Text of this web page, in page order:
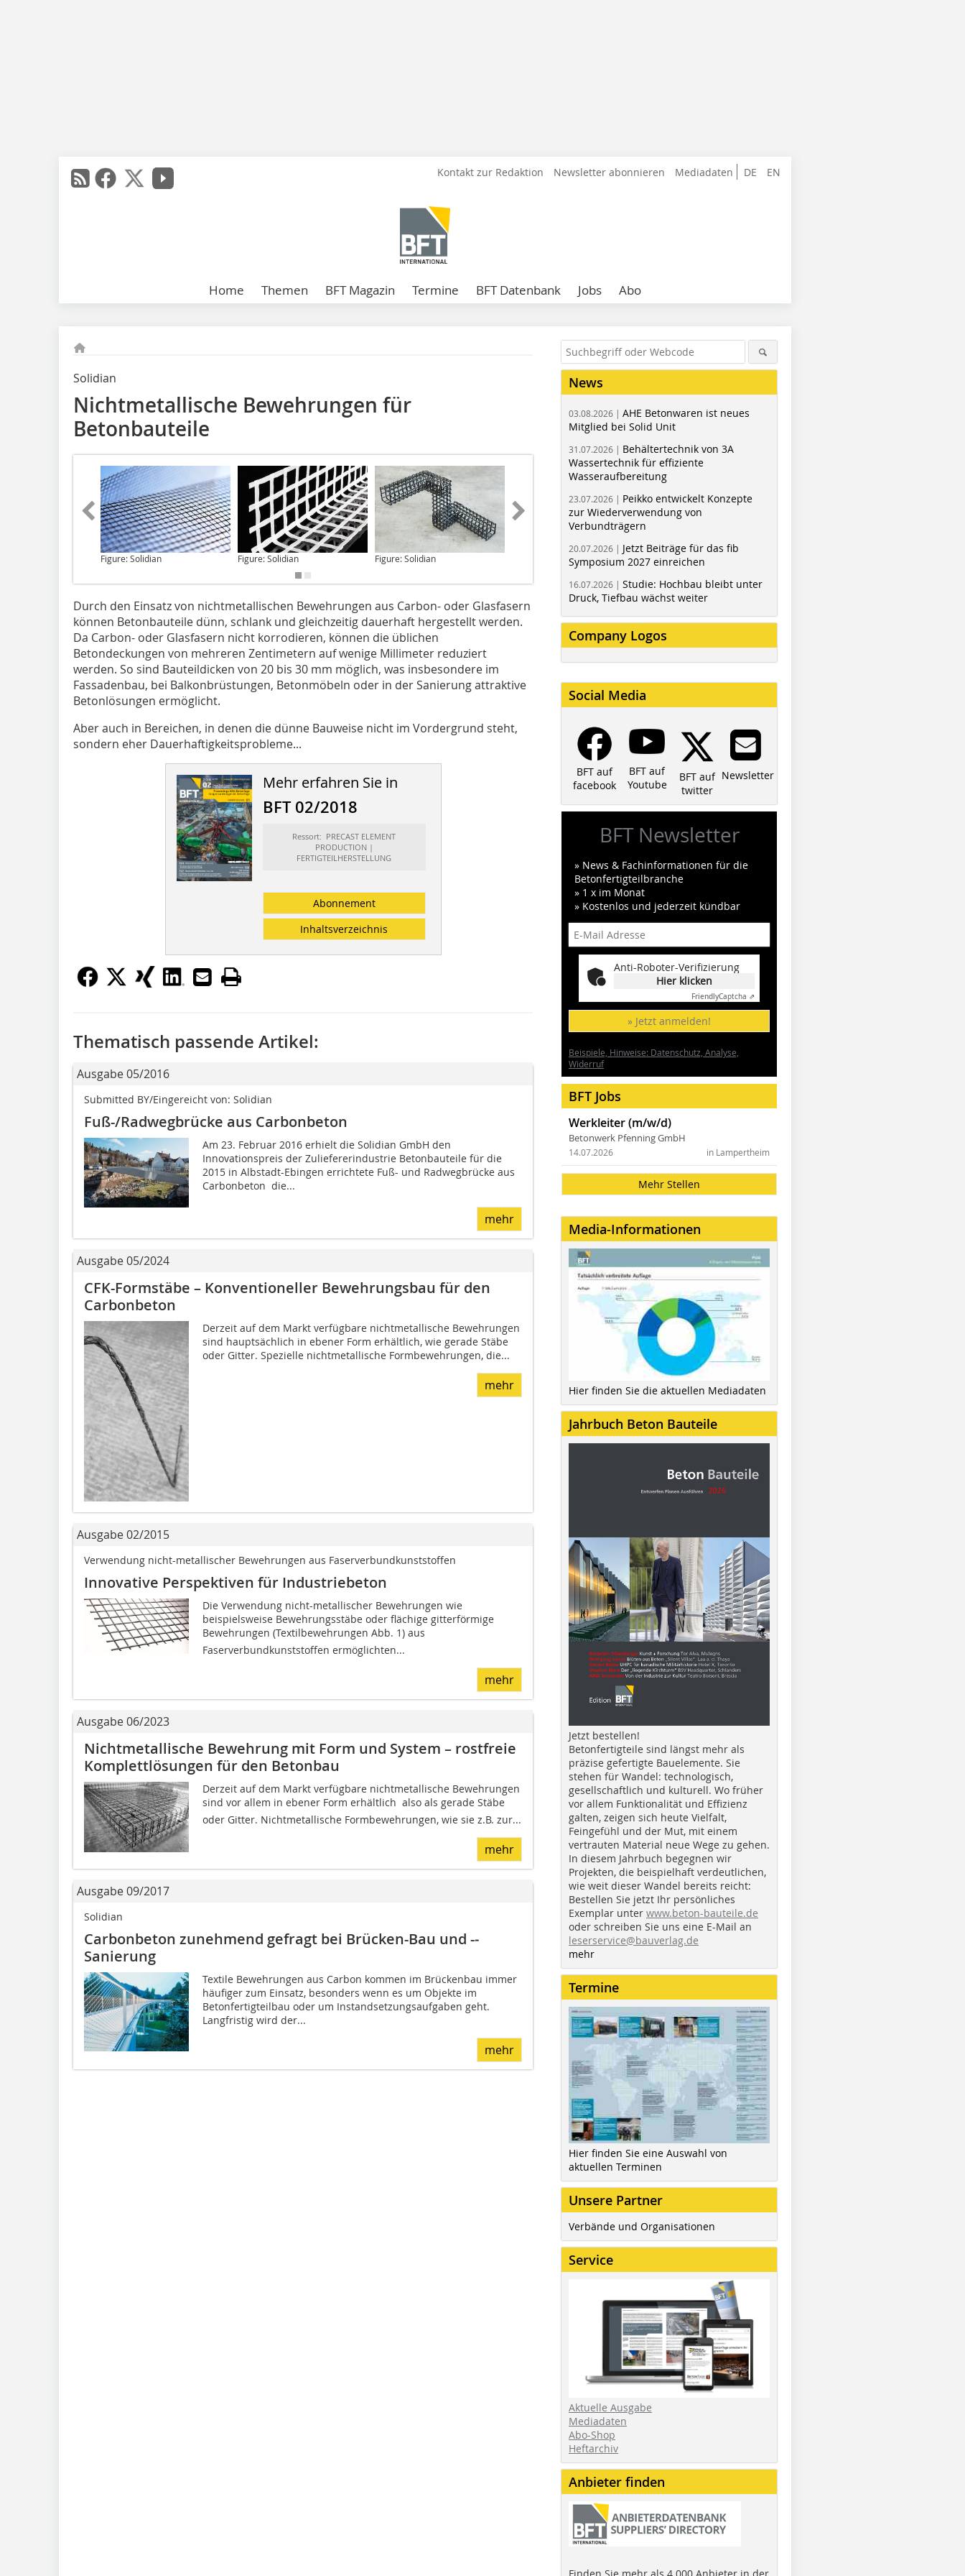
DE EN
Kontakt zur Redaktion Newsletter abonnieren Mediadaten
Home Themen BFT Magazin Termine BFT Datenbank Jobs Abo
Solidian
Nichtmetallische Bewehrungen für
Betonbauteile
Figure: Solidian Figure: Solidian Figure: Solidian Figure: Solidian
Durch den Einsatzvon nichtmetallischen Bewehrungen aus Carbon- oder Glasfasern
können Betonbauteile dünn, schlank und gleichzeitig dauerhaft hergestellt werden.
Da Carbon- oder Glasfasern nicht korrodieren, können die üblichen
Betondeckungen von mehreren Zentimetern auf wenige Millimeter reduziert
werden. So sind Bauteildicken von 20 bis 30 mm möglich, was insbesondere im
Fassadenbau, bei Balkonbrüstungen, Betonmöbeln oder in der Sanierung attraktive
Betonlösungen ermöglicht.
Aber auch in Bereichen, in denen die dünne Bauweise nicht im Vordergrund steht,
sondern eher Dauerhaftigkeitsprobleme...
Mehr erfahren Sie in
BFT 02/2018
Ressort: PRECAST ELEMENT
PRODUCTION |
FERTIGTEILHERSTELLUNG
Abonnement
Inhaltsverzeichnis
Thematisch passende Artikel:
Ausgabe 05/2016
Submitted BY/Eingereicht von: Solidian
Fuß-/Radwegbrücke aus Carbonbeton
Am 23. Februar 2016 erhielt die Solidian GmbH den
Innovationspreis der Zuliefererindustrie Betonbauteile für die
2015 in Albstadt-Ebingen errichtete Fuß- und Radwegbrücke aus
Carbonbeton  die...
mehr
Ausgabe 05/2024
CFK-Formstäbe – Konventioneller Bewehrungsbau für den
Carbonbeton
Derzeit auf dem Markt verfügbare nichtmetallische Bewehrungen
sind hauptsächlich in ebener Form erhältlich, wie gerade Stäbe
oder Gitter. Spezielle nichtmetallische Formbewehrungen, die...
mehr
Ausgabe 02/2015
Verwendung nicht-metallischer Bewehrungen aus Faserverbundkunststoffen
Innovative Perspektiven für Industriebeton
Die Verwendung nicht-metallischer Bewehrungen wie
beispielsweise Bewehrungsstäbe oder flächige gitterförmige
Bewehrungen (Textilbewehrungen Abb. 1) aus
Faserverbundkunststoffen ermöglichten...
mehr
Ausgabe 06/2023
Nichtmetallische Bewehrung mit Form und System – ­rostfreie
Komplettlösungen für den Betonbau
Derzeit auf dem Markt verfügbare nichtmetallische Bewehrungen
sind vor allem in ebener Form erhältlich  also als gerade Stäbe
oder Gitter. Nichtmetallische Formbewehrungen, wie sie z.B. zur...
mehr
Ausgabe 09/2017
Solidian
Carbonbeton zunehmend gefragt bei Brücken-Bau und -­
Sanierung
Textile Bewehrungen aus Carbon kommen im Brückenbau immer
häufiger zum Einsatz, besonders wenn es um Objekte im
Betonfertigteilbau oder um Instandsetzungsaufgaben geht.
Langfristig wird der...
mehr
News
03.08.2026 | AHE Betonwaren ist neues
Mitglied bei Solid Unit
31.07.2026 | Behältertechnik von 3A
Wassertechnik für effiziente
Wasseraufbereitung
23.07.2026 | Peikko entwickelt Konzepte
zur Wiederverwendung von
Verbundträgern
20.07.2026 | Jetzt Beiträge für das fib
Symposium 2027 einreichen
16.07.2026 | Studie: Hochbau bleibt unter
Druck, Tiefbau wächst weiter
Company Logos
Social Media
BFT auf
facebook
BFT auf
Youtube
BFT auf
twitter
Newsletter
BFT Newsletter
» News & Fachinformationen für die
Betonfertigteilbranche
» 1 x im Monat
» Kostenlos und jederzeit kündbar
Anti-Roboter-Verifizierung
Hier klicken
FriendlyCaptcha ⇗
» Jetzt anmelden!
Beispiele, Hinweise: Datenschutz, Analyse,
Widerruf
BFT Jobs
Werkleiter (m/w/d)
Betonwerk Pfenning GmbH
in Lampertheim
14.07.2026
Mehr Stellen
Media-Informationen
Hier finden Sie die aktuellen Mediadaten
Jahrbuch Beton Bauteile
Jetzt bestellen!
Betonfertigteile sind längst mehr als
präzise gefertigte Bauelemente. Sie
stehen für Wandel: technologisch,
gesellschaftlich und kulturell. Wo früher
vor allem Funktionalität und Effizienz
galten, zeigen sich heute Vielfalt,
Feingefühl und der Mut, mit einem
vertrauten Material neue Wege zu gehen.
In diesem Jahrbuch begegnen wir
Projekten, die beispielhaft verdeutlichen,
wie weit dieser Wandel bereits reicht:
Bestellen Sie jetzt Ihr persönliches
Exemplar unter www.beton-bauteile.de
oder schreiben Sie uns eine E-Mail an
leserservice@bauverlag.de
mehr
Termine
Hier finden Sie eine Auswahl von
aktuellen Terminen
Unsere Partner
Verbände und Organisationen
Service
Aktuelle Ausgabe
Mediadaten
Abo-Shop
Heftarchiv
Anbieter finden